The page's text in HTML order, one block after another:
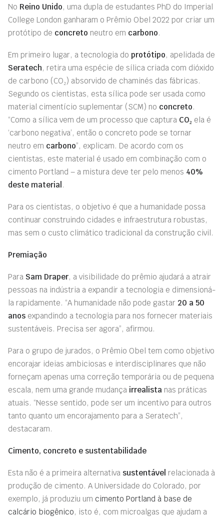
No Reino Unido, uma dupla de estudantes PhD do Imperial
College London ganharam o Prêmio Obel 2022 por criar um
protótipo de concreto neutro em carbono.
Em primeiro lugar, a tecnologia do protótipo, apelidada de
Seratech, retira uma espécie de sílica criada com dióxido
de carbono (CO₂) absorvido de chaminés das fábricas.
Segundo os cientistas, esta sílica pode ser usada como
material cimentício suplementar (SCM) no concreto.
“Como a sílica vem de um processo que captura CO₂ ela é
‘carbono negativa’, então o concreto pode se tornar
neutro em carbono”, explicam. De acordo com os
cientistas, este material é usado em combinação com o
cimento Portland – a mistura deve ter pelo menos 40%
deste material .
Para os cientistas, o objetivo é que a humanidade possa
continuar construindo cidades e infraestrutura robustas,
mas sem o custo climático tradicional da construção civil.
Premiação
Para Sam Draper, a visibilidade do prêmio ajudará a atrair
pessoas na indústria a expandir a tecnologia e dimensioná-
la rapidamente. “A humanidade não pode gastar 20 a 50
anos expandindo a tecnologia para nos fornecer materiais
sustentáveis. Precisa ser agora”, afirmou.
Para o grupo de jurados, o Prêmio Obel tem como objetivo
encorajar ideias ambiciosas e interdisciplinares que não
forneçam apenas uma correção temporária ou de pequena
escala, nem uma grande mudança irrealista nas práticas
atuais. “Nesse sentido, pode ser um incentivo para outros
tanto quanto um encorajamento para a Seratech”,
destacaram.
Cimento, concreto e sustentabilidade
Esta não é a primeira alternativa sustentável relacionada à
produção de cimento. A Universidade do Colorado, por
exemplo, já produziu um cimento Portland à base de
calcário biogênico, isto é, com microalgas que ajudam a